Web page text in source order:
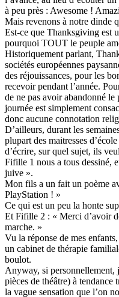
à peu près : Awesome !
Mais revenons à notre dinde
Est-ce que Thanksgiving est
pourquoi TOUT le peuple
Historiquement parlant,
sociétés européennes
des réjouissances, pour les
recevoir pendant l’année.
de ne pas avoir abandonné
journée est simplement
donc aucune connotation
D’ailleurs, durant les
plupart des maitresses
d’écrire, sur quel sujet, ils
Fifille 1 nous a tous dessiné,
juive ».
Mon fils a un fait un poème
PlayStation ! »
Ce qui est un peu la honte
Et Fifille 2 : « Merci d’avoir
marche. »
Vu la réponse de mes
un cabinet de thérapie
boulot.
Anyway, si personnellement,
pièces de théâtre) à tendance
la vague sensation que l’on